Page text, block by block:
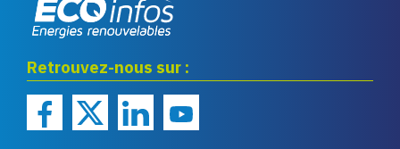
renouvelables
Retrouvez-nous sur :